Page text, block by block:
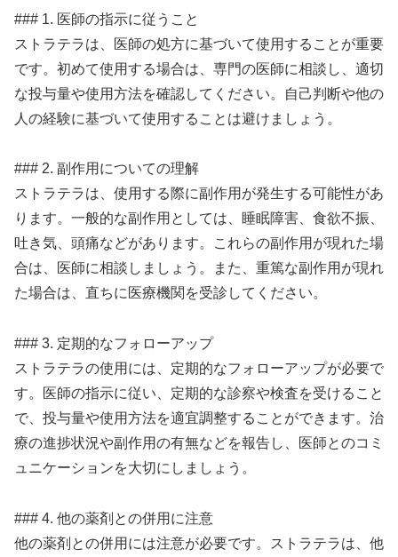
### 1. 医師の指示に従うこと
ストラテラは、医師の処方に基づいて使用することが重要
です。初めて使用する場合は、専門の医師に相談し、適切
な投与量や使用方法を確認してください。自己判断や他の
人の経験に基づいて使用することは避けましょう。
### 2. 副作用についての理解
ストラテラは、使用する際に副作用が発生する可能性があ
ります。一般的な副作用としては、睡眠障害、食欲不振、
吐き気、頭痛などがあります。これらの副作用が現れた場
合は、医師に相談しましょう。また、重篤な副作用が現れ
た場合は、直ちに医療機関を受診してください。
### 3. 定期的なフォローアップ
ストラテラの使用には、定期的なフォローアップが必要で
す。医師の指示に従い、定期的な診察や検査を受けること
で、投与量や使用方法を適宜調整することができます。治
療の進捗状況や副作用の有無などを報告し、医師とのコミ
ュニケーションを大切にしましょう。
### 4. 他の薬剤との併用に注意
他の薬剤との併用には注意が必要です。ストラテラは、他